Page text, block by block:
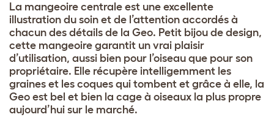
La mangeoire centrale est une excellente
illustration du soin et de l’attention accordés à
chacun des détails de la Geo. Petit bijou de design,
cette mangeoire garantit un vrai plaisir
d’utilisation, aussi bien pour l’oiseau que pour son
propriétaire. Elle récupère intelligemment les
graines et les coques qui tombent et grâce à elle, la
Geo est bel et bien la cage à oiseaux la plus propre
aujourd’hui sur le marché.